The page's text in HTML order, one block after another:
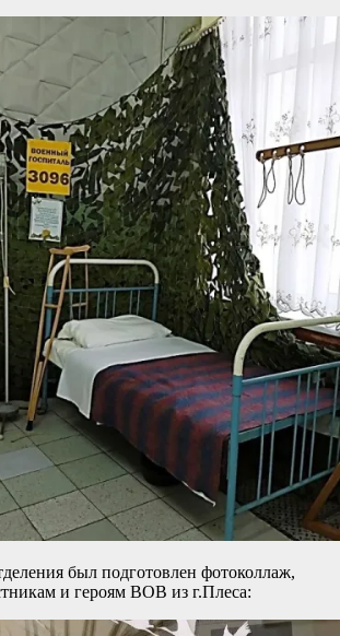
был подготовлен фотоколлаж,
и героям ВОВ из г.Плеса: